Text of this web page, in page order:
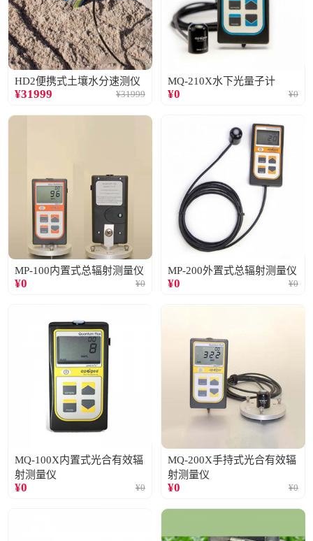
HD2便携式土壤水分速测仪
¥31999 ¥31999
MQ-210X水下光量子计
¥0 ¥0
MP-100内置式总辐射测量仪
¥0 ¥0
MP-200外置式总辐射测量仪
¥0 ¥0
MQ-100X内置式光合有效辐
射测量仪
¥0 ¥0
MQ-200X手持式光合有效辐
射测量仪
¥0 ¥0